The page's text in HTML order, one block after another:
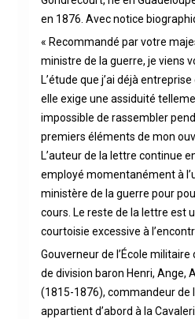
en 1876. Avec notice
« Recommandé par votre
ministre de la guerre, je viens
L’étude que j’ai déjà
elle exige une assiduité
impossible de rassembler
premiers éléments de mon
L’auteur de la lettre continue
employé momentanément à
ministère de la guerre pour
cours. Le reste de la lettre est
courtoisie excessive à
Gouverneur de l’École militaire
de division baron Henri, Ange,
(1815-1876), commandeur de
appartient d’abord à la